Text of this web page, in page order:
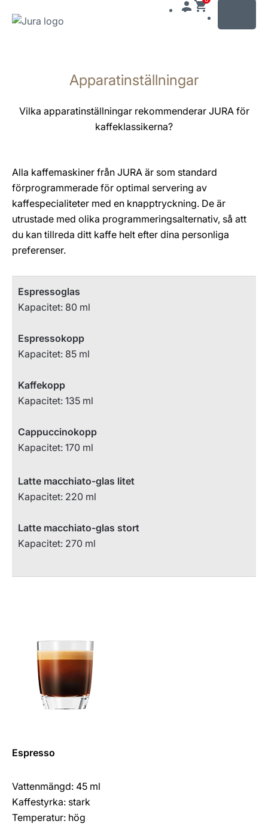
Apparatinställningar
Vilka apparatinställningar rekommenderar JURA för
kaffeklassikerna?
Alla kaffemaskiner från JURA är som standard
förprogrammerade för optimal servering av
kaffespecialiteter med en knapptryckning. De är
utrustade med olika programmeringsalternativ, så att
du kan tillreda ditt kaffe helt efter dina personliga
preferenser.
Espressoglas
Kapacitet: 80 ml
Espressokopp
Kapacitet: 85 ml
Kaffekopp
Kapacitet: 135 ml
Cappuccinokopp
Kapacitet: 170 ml
Latte macchiato-glas litet
Kapacitet: 220 ml
Latte macchiato-glas stort
Kapacitet: 270 ml
Espresso
Vattenmängd: 45 ml
Kaffestyrka: stark
Temperatur: hög